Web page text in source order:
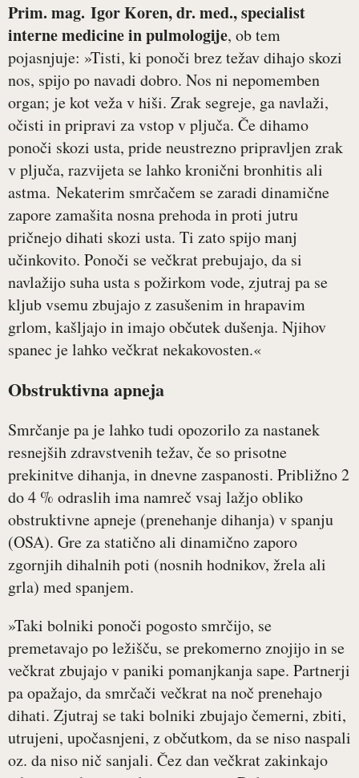
Prim. mag. Igor Koren, dr. med., specialist
interne medicine in pulmologije, ob tem
pojasnjuje: »Tisti, ki ponoči brez težav dihajo skozi
nos, spijo po navadi dobro. Nos ni nepomemben
organ; je kot veža v hiši. Zrak segreje, ga navlaži,
očisti in pripravi za vstop v pljuča. Če dihamo
ponoči skozi usta, pride neustrezno pripravljen zrak
v pljuča, razvijeta se lahko kronični bronhitis ali
astma. Nekaterim smrčačem se zaradi dinamične
zapore zamašita nosna prehoda in proti jutru
pričnejo dihati skozi usta. Ti zato spijo manj
učinkovito. Ponoči se večkrat prebujajo, da si
navlažijo suha usta s požirkom vode, zjutraj pa se
kljub vsemu zbujajo z zasušenim in hrapavim
grlom, kašljajo in imajo občutek dušenja. Njihov
spanec je lahko večkrat nekakovosten.«
Obstruktivna apneja
Smrčanje pa je lahko tudi opozorilo za nastanek
resnejših zdravstvenih težav, če so prisotne
prekinitve dihanja, in dnevne zaspanosti. Približno 2
do 4 % odraslih ima namreč vsaj lažjo obliko
obstruktivne apneje (prenehanje dihanja) v spanju
(OSA). Gre za statično ali dinamično zaporo
zgornjih dihalnih poti (nosnih hodnikov, žrela ali
grla) med spanjem.
»Taki bolniki ponoči pogosto smrčijo, se
premetavajo po ležišču, se prekomerno znojijo in se
večkrat zbujajo v paniki pomanjkanja sape. Partnerji
pa opažajo, da smrčači večkrat na noč prenehajo
dihati. Zjutraj se taki bolniki zbujajo čemerni, zbiti,
utrujeni, upočasnjeni, z občutkom, da se niso naspali
oz. da niso nič sanjali. Čez dan večkrat zakinkajo